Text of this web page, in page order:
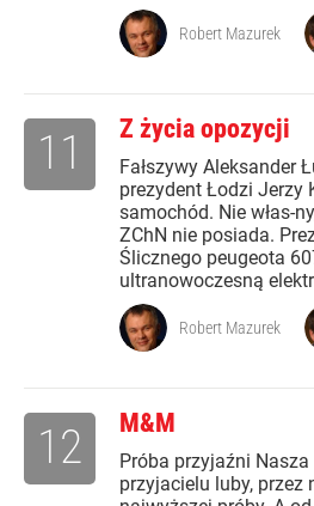
Robert Mazurek
Z życia opozycji
Fałszywy Aleksander
prezydent Łodzi Jerzy
samochód. Nie włas-
ZChN nie posiada.
Ślicznego peugeota
ultranowoczesną
11
Robert Mazurek
M&M
Próba przyjaźni Nasza
przyjacielu luby, przez
12